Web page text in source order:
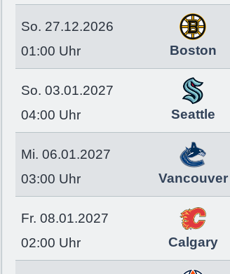
So. 27.12.2026
01:00 Uhr
Boston
So. 03.01.2027
04:00 Uhr
Seattle
Mi. 06.01.2027
03:00 Uhr
Vancouver
Fr. 08.01.2027
02:00 Uhr
Calgary